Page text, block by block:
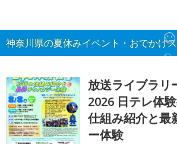
神奈川県の夏休みイベント・おでかけ
放送ライブラリ
2026 日テレ体
仕組み紹介と最
ー体験